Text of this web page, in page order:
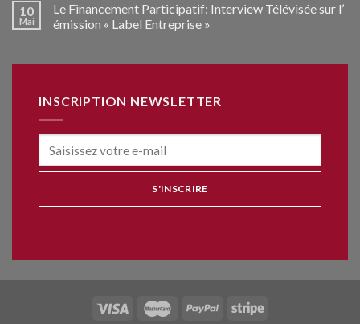
10
Mai
Le Financement Participatif: Interview Télévisée sur l’
émission « Label Entreprise »
INSCRIPTION NEWSLETTER